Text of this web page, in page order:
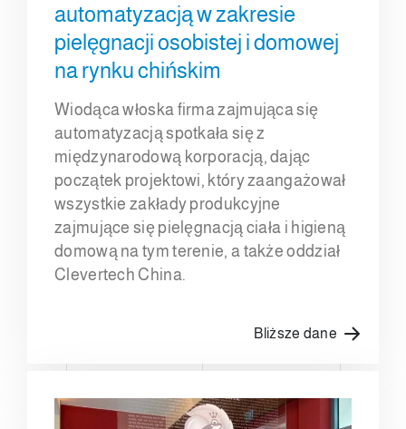
automatyzacją w zakresie
pielęgnacji osobistej i domowej
na rynku chińskim
Wiodąca włoska firma zajmująca się
automatyzacją spotkała się z
międzynarodową korporacją, dając
początek projektowi, który zaangażował
wszystkie zakłady produkcyjne
zajmujące się pielęgnacją ciała i higieną
domową na tym terenie, a także oddział
Clevertech China.
Bliższe dane